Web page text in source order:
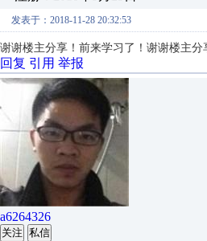
发表于：2018-11-28 20:32:53
谢谢楼主分享！前来学习了！谢谢楼主分
回复 引用 举报
a6264326
关注 私信